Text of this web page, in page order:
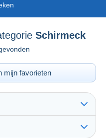
Schirmeck
mijn favorieten